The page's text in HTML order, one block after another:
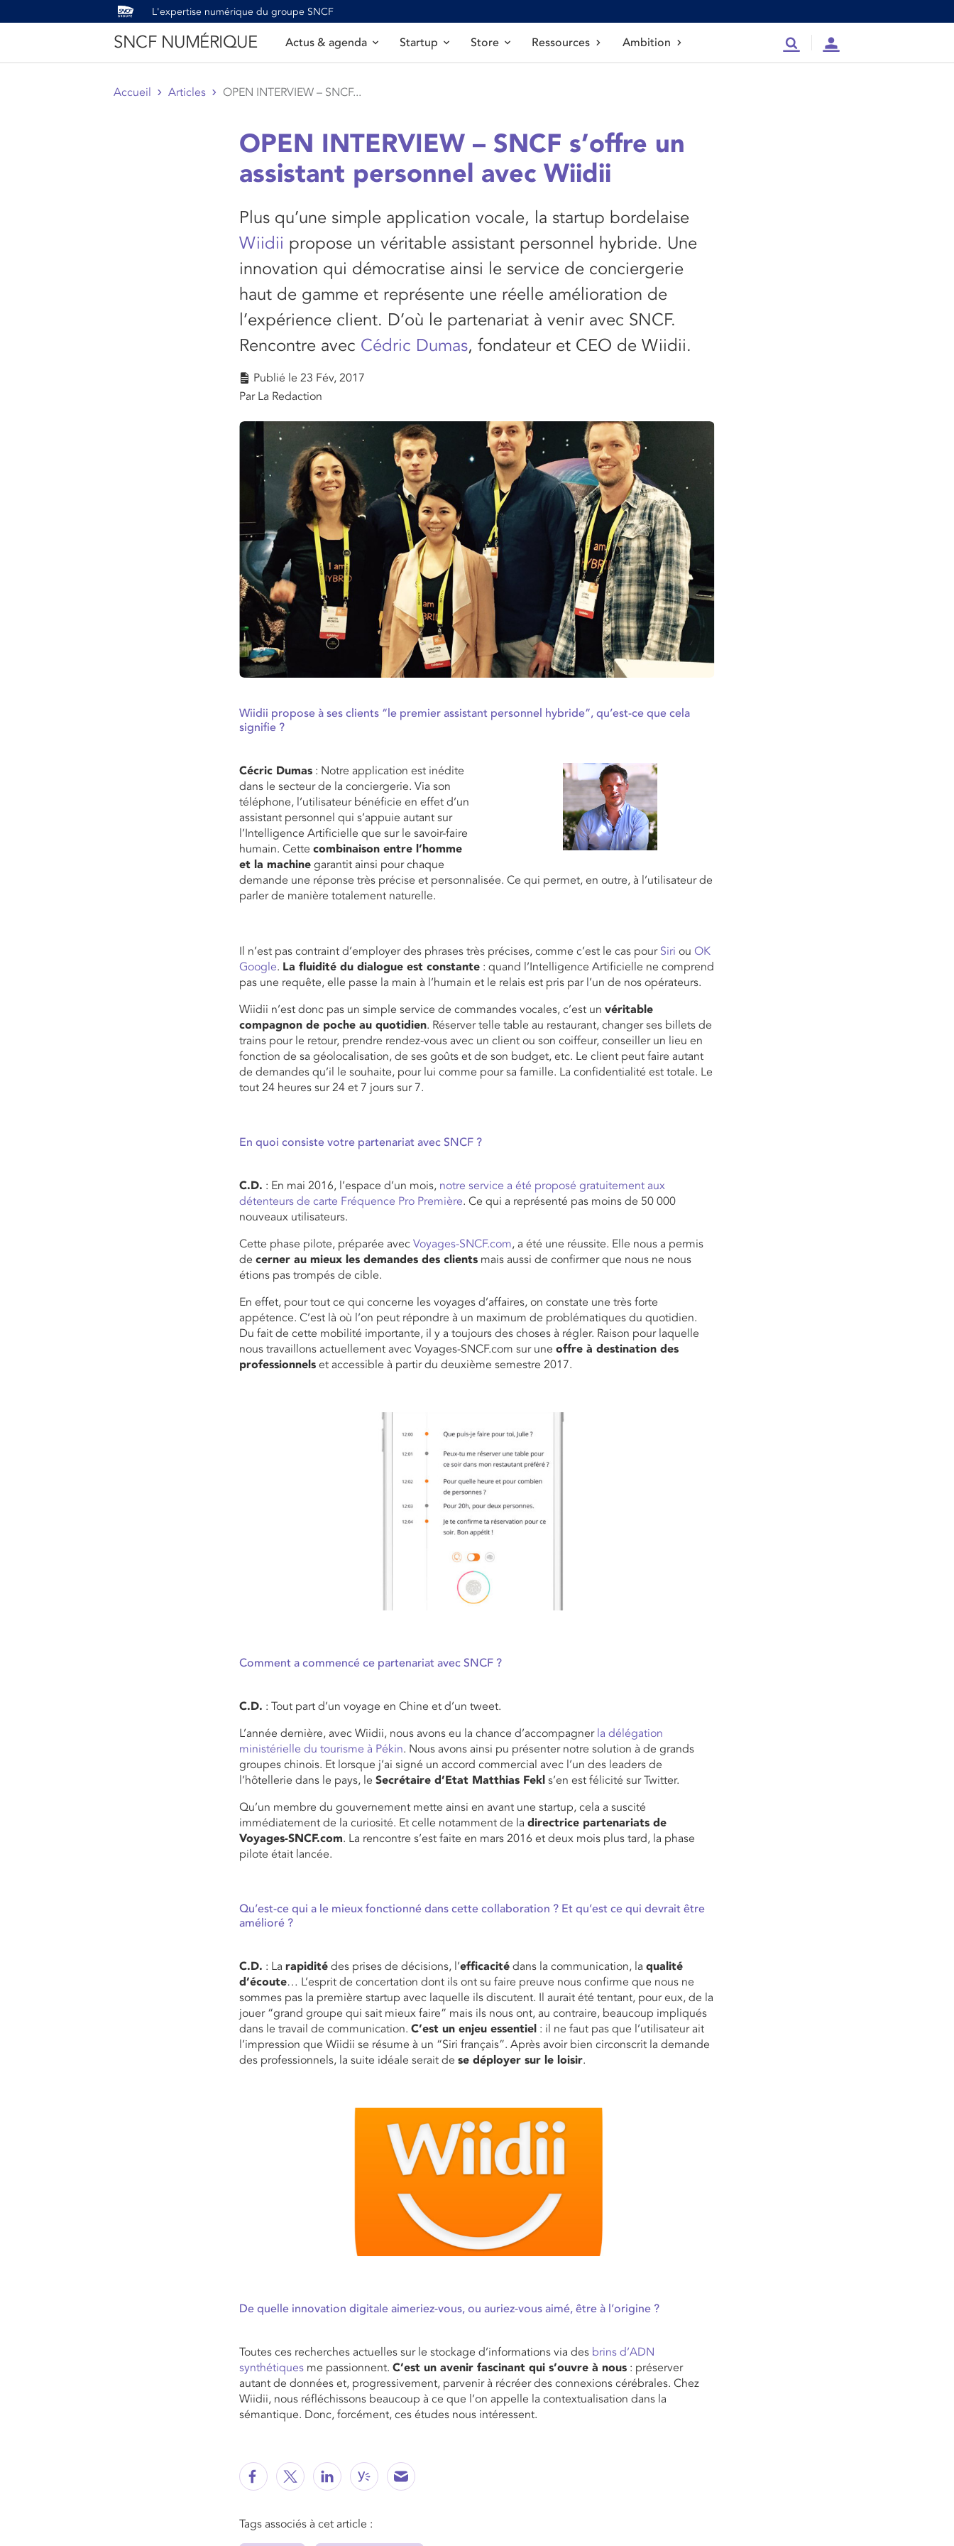
L'expertise numérique du groupe SNCF
SNCF NUMÉRIQUE Actus & agenda Startup Store Ressources Ambition RechercheCompte
Accueil Articles OPEN INTERVIEW – SNCF...
OPEN INTERVIEW – SNCF s’offre un
assistant personnel avec Wiidii
Plus qu’une simple application vocale, la startup bordelaise
Wiidii propose un véritable assistant personnel hybride. Une
innovation qui démocratise ainsi le service de conciergerie
haut de gamme et représente une réelle amélioration de
l’expérience client. D’où le partenariat à venir avec SNCF.
Rencontre avec Cédric Dumas, fondateur et CEO de Wiidii.
Publié le23 Fév, 2017
Par La Redaction
Wiidii propose à ses clients “le premier assistant personnel hybride”, qu’est-ce que cela
signifie ?
Cécric Dumas : Notre application est inédite
dans le secteur de la conciergerie. Via son
téléphone, l’utilisateur bénéficie en effet d’un
assistant personnel qui s’appuie autant sur
l’Intelligence Artificielle que sur le savoir-faire
humain. Cettecombinaison entre l’homme
et la machine garantit ainsi pour chaque
demande une réponse très précise et personnalisée. Ce qui permet, en outre, à l’utilisateur de
parler de manière totalement naturelle.
Il n’est pas contraint d’employer des phrases très précises, comme c’est le cas pour Siri ouOK
Google. La fluidité du dialogue est constante : quand l’Intelligence Artificielle ne comprend
pas une requête, elle passe la main à l’humain et le relais est pris par l’un de nos opérateurs.
Wiidii n’est donc pas un simple service de commandes vocales, c’est unvéritable
compagnon de poche au quotidien. Réserver telle table au restaurant, changer ses billets de
trains pour le retour, prendre rendez-vous avec un client ou son coiffeur, conseiller un lieu en
fonction de sa géolocalisation, de ses goûts et de son budget, etc. Le client peut faire autant
de demandes qu’il le souhaite, pour lui comme pour sa famille. La confidentialité est totale. Le
tout 24 heures sur 24 et 7 jours sur 7.
En quoi consiste votre partenariat avec SNCF ?
C.D. : En mai 2016, l’espace d’un mois, notre service a été proposé gratuitement aux
détenteurs de carte Fréquence Pro Première. Ce qui a représenté pas moins de 50 000
nouveaux utilisateurs.
Cette phase pilote, préparée avecVoyages-SNCF.com, a été une réussite. Elle nous a permis
decerner au mieux les demandes des clients mais aussi de confirmer que nous ne nous
étions pas trompés de cible.
En effet, pour tout ce qui concerne les voyages d’affaires, on constate une très forte
appétence. C’est là où l’on peut répondre à un maximum de problématiques du quotidien.
Du fait de cette mobilité importante, il y a toujours des choses à régler. Raison pour laquelle
nous travaillons actuellement avec Voyages-SNCF.com sur uneoffre à destination des
professionnels et accessible à partir du deuxième semestre 2017.
Comment a commencé ce partenariat avec SNCF ?
C.D. : Tout part d’un voyage en Chine et d’un tweet.
L’année dernière, avec Wiidii, nous avons eu la chance d’accompagner la délégation
ministérielle du tourisme à Pékin. Nous avons ainsi pu présenter notre solution à de grands
groupes chinois. Et lorsque j’ai signé un accord commercial avec l’un des leaders de
l’hôtellerie dans le pays, leSecrétaire d’Etat Matthias Fekl s’en est félicité sur Twitter.
Qu’un membre du gouvernement mette ainsi en avant une startup, cela a suscité
immédiatement de la curiosité. Et celle notamment de ladirectrice partenariats de
Voyages-SNCF.com. La rencontre s’est faite en mars 2016 et deux mois plus tard, la phase
pilote était lancée.
Qu’est-ce qui a le mieux fonctionné dans cette collaboration ? Et qu’est ce qui devrait être
amélioré ?
C.D. : Larapidité des prises de décisions, l’efficacité dans la communication, laqualité
d’écoute… L’esprit de concertation dont ils ont su faire preuve nous confirme que nous ne
sommes pas la première startup avec laquelle ils discutent. Il aurait été tentant, pour eux, de la
jouer “grand groupe qui sait mieux faire” mais ils nous ont, au contraire, beaucoup impliqués
dans le travail de communication.C’est un enjeu essentiel : il ne faut pas que l’utilisateur ait
l’impression que Wiidii se résume à un “Siri français”. Après avoir bien circonscrit la demande
des professionnels, la suite idéale serait dese déployer sur le loisir.
De quelle innovation digitale aimeriez-vous, ou auriez-vous aimé, être à l’origine ?
Toutes ces recherches actuelles sur le stockage d’informations via des brins d’ADN
synthétiques me passionnent.C’est un avenir fascinant qui s’ouvre à nous : préserver
autant de données et, progressivement, parvenir à récréer des connexions cérébrales. Chez
Wiidii, nous réfléchissons beaucoup à ce que l’on appelle la contextualisation dans la
sémantique. Donc, forcément, ces études nous intéressent.
Tags associés à cet article :